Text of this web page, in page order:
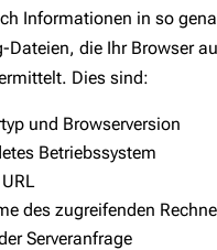
Informationen in so
Dateien, die Ihr Browser
Dies sind:
und Browserversion
Betriebssystem
des zugreifenden
Serveranfrage